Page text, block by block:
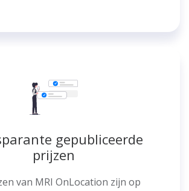
gepubliceerde
prijzen
van MRI OnLocation zijn op